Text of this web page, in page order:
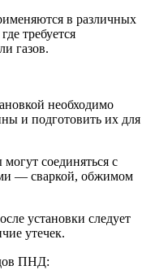
в различных
требуется
газов.
необходимо
и подготовить их для
соединяться с
— сваркой, обжимом
установки следует
утечек.
ПНД: